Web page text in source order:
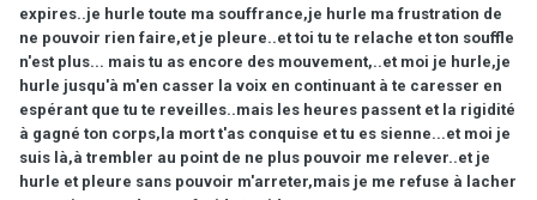
expires..je hurle toute ma souffrance,je hurle ma frustration de
ne pouvoir rien faire,et je pleure..et toi tu te relache et ton souffle
n'est plus... mais tu as encore des mouvement,..et moi je hurle,je
hurle jusqu'à m'en casser la voix en continuant à te caresser en
espérant que tu te reveilles..mais les heures passent et la rigidité
à gagné ton corps,la mort t'as conquise et tu es sienne...et moi je
suis là,à trembler au point de ne plus pouvoir me relever..et je
hurle et pleure sans pouvoir m'arreter,mais je me refuse à lacher